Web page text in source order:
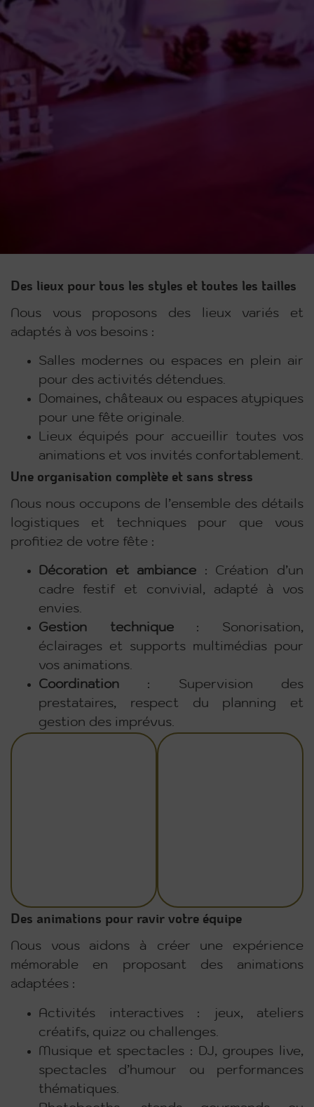
Des lieux pour tous les styles et toutes les tailles
Nous vous proposons des lieux variés et
adaptés à vos besoins :
Salles modernes ou espaces en plein air
pour des activités détendues.
Domaines, châteaux ou espaces atypiques
pour une fête originale.
Lieux équipés pour accueillir toutes vos
animations et vos invités confortablement.
Une organisation complète et sans stress
Nous nous occupons de l’ensemble des détails
logistiques et techniques pour que vous
profitiez de votre fête :
Décoration et ambiance : Création d’un
cadre festif et convivial, adapté à vos
envies.
Gestion technique: Sonorisation,
éclairages et supports multimédias pour
vos animations.
Coordination : Supervision des
prestataires, respect du planning et
gestion des imprévus.
Des animations pour ravir votre équipe
Nous vous aidons à créer une expérience
mémorable en proposant des animations
adaptées :
Activités interactives : jeux, ateliers
créatifs, quizz ou challenges.
Musique et spectacles : DJ, groupes live,
spectacles d’humour ou performances
thématiques.